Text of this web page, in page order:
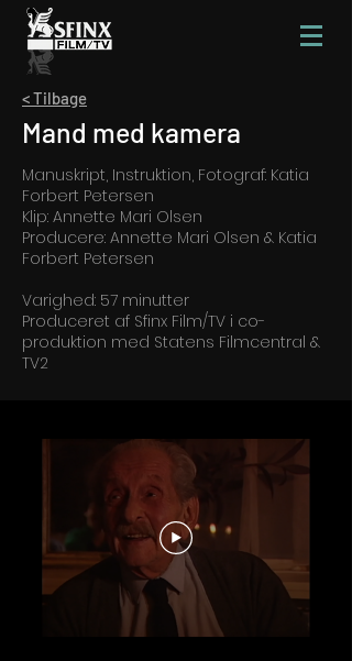
< Tilbage
Mand med kamera
Manuskript, Instruktion, Fotograf: Katia
Forbert Petersen
Klip: Annette Mari Olsen
Producere: Annette Mari Olsen & Katia
Forbert Petersen
Varighed: 57 minutter
Produceret af Sfinx Film/TV i co-
produktion med Statens Filmcentral &
TV2